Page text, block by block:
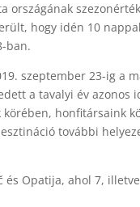
országának
hogy idén 10
ban.
szeptember 23-ig a
a tavalyi év
honfitársaink
további
és Opatija, ahol 7,